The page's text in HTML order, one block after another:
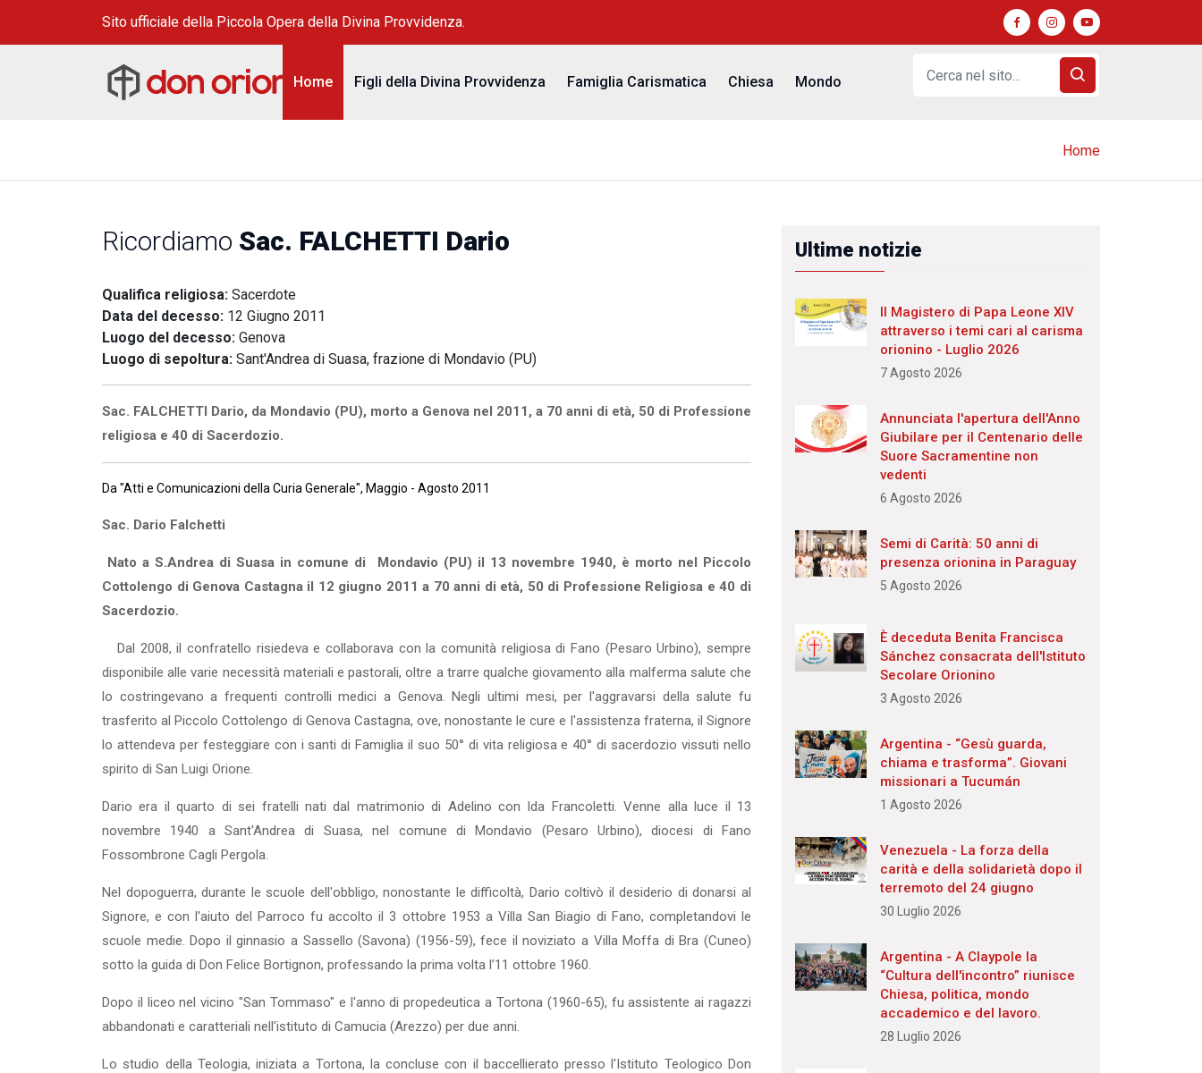
Sito ufficiale della Piccola Opera della Divina Provvidenza.
Home Figli della Divina Provvidenza Famiglia Carismatica Chiesa Mondo
Home
Ricordiamo Sac. FALCHETTI Dario
Qualifica religiosa: Sacerdote
Data del decesso: 12 Giugno 2011
Luogo del decesso: Genova
Luogo di sepoltura: Sant'Andrea di Suasa, frazione di Mondavio (PU)
Sac. FALCHETTI Dario, da Mondavio (PU), morto a Genova nel 2011, a 70 anni di età, 50 di Professione
religiosa e 40 di Sacerdozio.
Da "Atti e Comunicazioni della Curia Generale", Maggio - Agosto 2011
Sac. Dario Falchetti
Nato a S.Andrea di Suasa in comune di Mondavio (PU) il 13 novembre 1940, è morto nel Piccolo
Cottolengo di Genova Castagna il 12 giugno 2011 a 70 anni di età, 50 di Professione Religiosa e 40 di
Sacerdozio.
Dal 2008, il confratello risiedeva e collaborava con la comunità religiosa di Fano (Pesaro Urbino), sempre
disponibile alle varie necessità materiali e pa­storali, oltre a trarre qualche giovamento alla malferma salute che
lo costrin­gevano a frequenti controlli medici a Genova. Negli ultimi mesi, per l'aggra­varsi della salute fu
trasferito al Piccolo Cottolengo di Genova Castagna, ove, nonostante le cure e l'assistenza fraterna, il Signore
lo attendeva per festeggia­re con i santi di Famiglia il suo 50° di vita religiosa e 40° di sacerdozio vissu­ti nello
spirito di San Luigi Orione.
Dario era il quarto di sei fratelli nati dal matrimonio di Adelino con Ida Fran­coletti. Venne alla luce il 13
novembre 1940 a Sant'Andrea di Suasa, nel comune di Mondavio (Pesaro Urbino), diocesi di Fano
Fossombrone Cagli Per­gola.
Nel dopoguerra, durante le scuole dell'obbligo, nonostante le difficoltà, Dario coltivò il desiderio di donarsi al
Signore, e con l'aiuto del Parroco fu ac­colto il 3 ottobre 1953 a Villa San Biagio di Fano, completandovi le
scuole me­die. Dopo il ginnasio a Sassello (Savona) (1956-59), fece il noviziato a Villa Moffa di Bra (Cuneo)
sotto la guida di Don Felice Bortignon, professando la prima volta l’11 ottobre 1960.
Dopo il liceo nel vicino "San Tommaso" e l'anno di propedeutica a Tortona (1960-65), fu assistente ai ragazzi
abbandonati e caratteriali nell'istituto di Camucia (Arezzo) per due anni.
Lo studio della Teologia, iniziata a Tortona, la concluse con il baccelliera­to presso l'Istituto Teologico Don
Ultime notizie
Il Magistero di Papa Leone XIV
attraverso i temi cari al carisma
orionino - Luglio 2026
7 Agosto 2026
Annunciata l'apertura dell'Anno
Giubilare per il Centenario delle
Suore Sacramentine non
vedenti
6 Agosto 2026
Semi di Carità: 50 anni di
presenza orionina in Paraguay
5 Agosto 2026
È deceduta Benita Francisca
Sánchez consacrata dell'Istituto
Secolare Orionino
3 Agosto 2026
Argentina - “Gesù guarda,
chiama e trasforma”. Giovani
missionari a Tucumán
1 Agosto 2026
Venezuela - La forza della
carità e della solidarietà dopo il
terremoto del 24 giugno
30 Luglio 2026
Argentina - A Claypole la
“Cultura dell'incontro” riunisce
Chiesa, politica, mondo
accademico e del lavoro.
28 Luglio 2026